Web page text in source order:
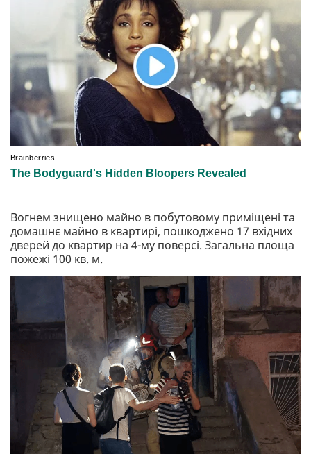
Вогнем знищено майно в побутовому приміщені та
домашнє майно в квартирі, пошкоджено 17 вхідних
дверей до квартир на 4-му поверсі. Загальна площа
пожежі 100 кв. м.